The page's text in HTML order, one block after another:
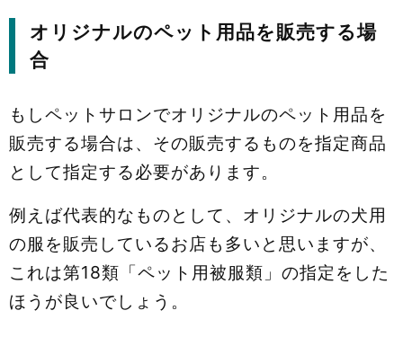
オリジナルのペット用品を販売する場
合
もしペットサロンでオリジナルのペット用品を
販売する場合は、その販売するものを指定商品
として指定する必要があります。
例えば代表的なものとして、オリジナルの犬用
の服を販売しているお店も多いと思いますが、
これは第18類「ペット用被服類」の指定をした
ほうが良いでしょう。